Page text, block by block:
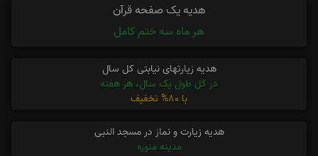
هدیه یک صفحه قرآن
هر ماه سه ختم کامل
هدیه زیارتهای نیابتی کل سال
در کل طول یک سال، هر هفته
با 80% تخفیف
هدیه زیارت و نماز در مسجد النبی
مدینه منوره